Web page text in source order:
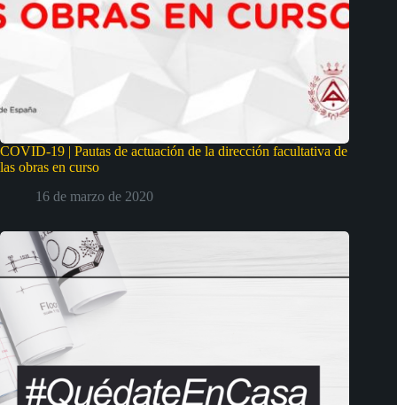
COVID-19 | Pautas de actuación de la dirección facultativa de
las obras en curso
16 de marzo de 2020